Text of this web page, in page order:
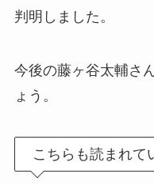
判明しました。
今後の藤ヶ谷太輔さ
ょう。
こちらも読まれて